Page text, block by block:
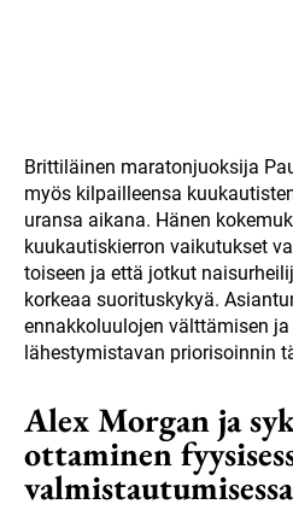
Brittiläinen maratonjuoksija
myös kilpailleensa
uransa aikana. Hänen
kuukautiskierron vaikutukset
toiseen ja että jotkut
korkeaa suorituskykyä.
ennakkoluulojen välttämisen
lähestymistavan priorisoinnin
Alex Morgan ja
ottaminen
valmistautumisessa